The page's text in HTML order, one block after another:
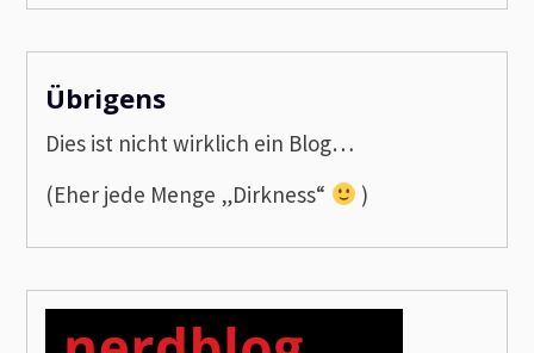
Übrigens
Dies ist nicht wirklich ein Blog…
(Eher jede Menge „Dirkness“
)